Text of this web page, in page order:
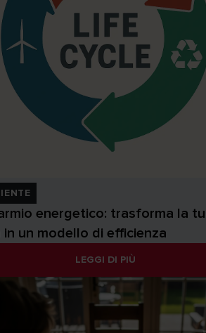
energetico: trasforma la
in un modello di efficienza
LEGGI DI PIÙ